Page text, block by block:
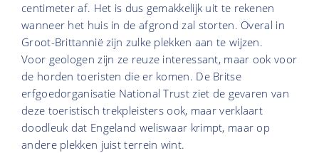
centimeter af. Het is dus gemakkelijk uit te rekenen
wanneer het huis in de afgrond zal storten. Overal in
Groot-Brittannië zijn zulke plekken aan te wijzen.
Voor geologen zijn ze reuze interessant, maar ook voor
de horden toeristen die er komen. De Britse
erfgoedorganisatie National Trust ziet de gevaren van
deze toeristisch trekpleisters ook, maar verklaart
doodleuk dat Engeland weliswaar krimpt, maar op
andere plekken juist terrein wint.